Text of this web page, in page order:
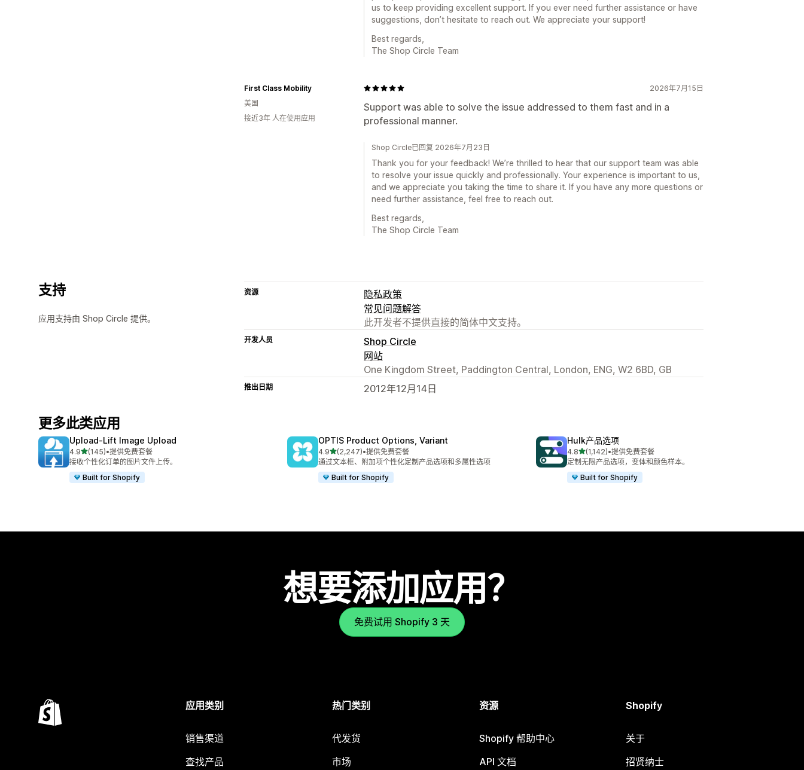
us to keep providing excellent support. If you ever need further assistance or have
suggestions, don’t hesitate to reach out. We appreciate your support!
Best regards,
The Shop Circle Team
2026年7月15日
Support was able to solve the issue addressed to them fast and in a
professional manner.
First Class Mobility
美国
接近3年 人在使用应用
Shop Circle已回复 2026年7月23日
Thank you for your feedback! We’re thrilled to hear that our support team was able
to resolve your issue quickly and professionally. Your experience is important to us,
and we appreciate you taking the time to share it. If you have any more questions or
need further assistance, feel free to reach out.
Best regards,
The Shop Circle Team
支持
应用支持由 Shop Circle 提供。
资源
隐私政策
常见问题解答
此开发者不提供直接的简体中文支持。
开发人员
Shop Circle
网站
One Kingdom Street, Paddington Central, London, ENG, W2 6BD, GB
推出日期 2012年12月14日
更多此类应用
Upload‑Lift Image Upload
4.9星（满分 5 星）
(145)
总共 145 条评论
•提供免费套餐
接收个性化订单的图片文件上传。
Built for Shopify
OPTIS Product Options, Variant
4.9星（满分 5 星）
(2,247)
总共 2247 条评论
•提供免费套餐
通过文本框、附加项个性化定制产品选项和多属性选项
Built for Shopify
Hulk产品选项
4.8星（满分 5 星）
(1,142)
总共 1142 条评论
•提供免费套餐
定制无限产品选项，变体和颜色样本。
Built for Shopify
想要添加应用？
免费试用 Shopify 3 天
应用类别
销售渠道
查找产品
热门类别
代发货
市场
资源
Shopify 帮助中心
API 文档
Shopify
关于
招贤纳士